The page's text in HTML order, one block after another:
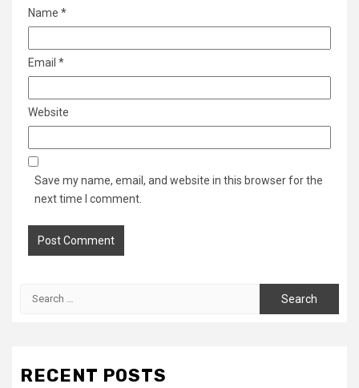
Name *
Email *
Website
Save my name, email, and website in this browser for the
next time I comment.
RECENT POSTS